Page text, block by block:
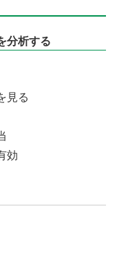
分析する
見る
効